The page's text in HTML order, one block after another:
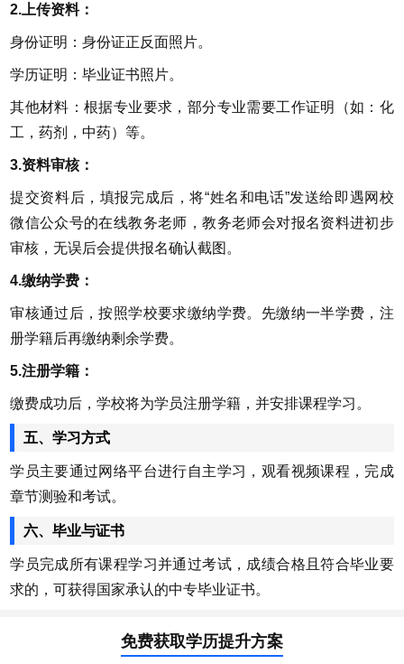
2.上传资料：
身份证明：身份证正反面照片。
学历证明：毕业证书照片。
其他材料：根据专业要求，部分专业需要工作证明（如：化
工，药剂，中药）等。
3.资料审核：
提交资料后，填报完成后，将“姓名和电话”发送给即遇网校
微信公众号的在线教务老师，教务老师会对报名资料进初步
审核，无误后会提供报名确认截图。
4.缴纳学费：
审核通过后，按照学校要求缴纳学费。先缴纳一半学费，注
册学籍后再缴纳剩余学费。
5.注册学籍：
缴费成功后，学校将为学员注册学籍，并安排课程学习。
五、学习方式
学员主要通过网络平台进行自主学习，观看视频课程，完成
章节测验和考试。
六、毕业与证书
学员完成所有课程学习并通过考试，成绩合格且符合毕业要
求的，可获得国家承认的中专毕业证书。
免费获取学历提升方案